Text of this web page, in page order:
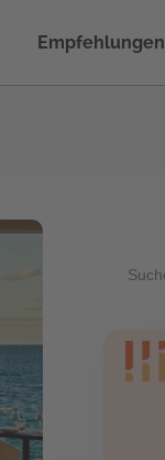
Empfehlungen